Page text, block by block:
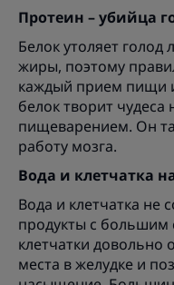
Протеин – убийца
Белок утоляет
жиры, поэтому
каждый прием пищи
белок творит
пищеварением. Он
работу мозга.
Вода и клетчатка
Вода и клетчатка не
продукты с
клетчатки
места в желудке и